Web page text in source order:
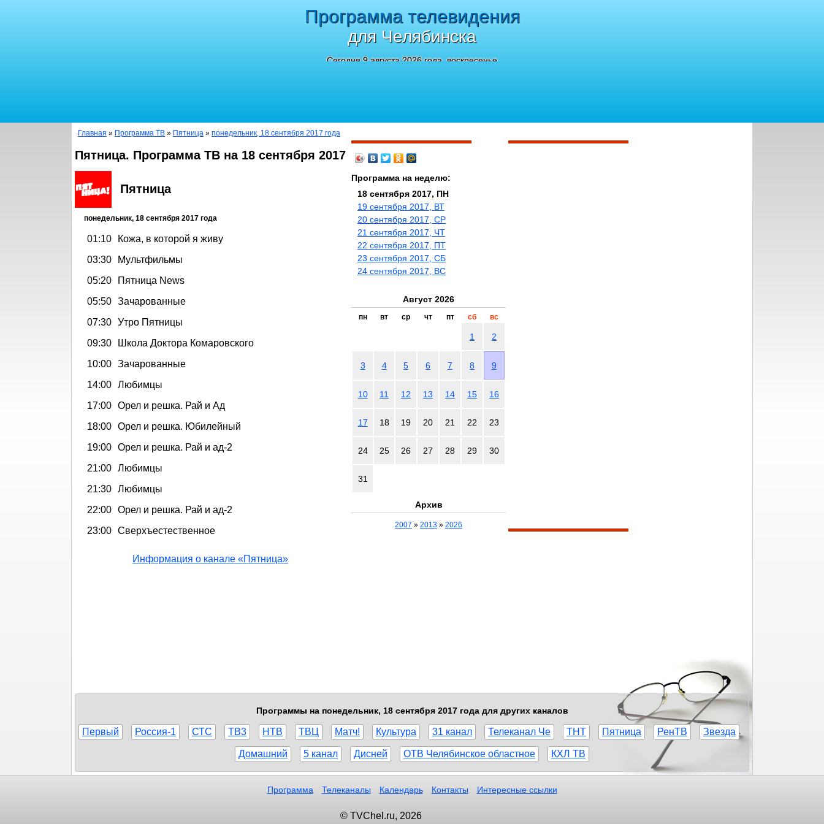
Программа телевидения
для Челябинска
Сегодня 9 августа 2026 года, воскресенье
Главная » Программа ТВ » Пятница » понедельник, 18 сентября 2017 года
Пятница. Программа ТВ на 18 сентября 2017
Пятница
понедельник, 18 сентября 2017 года
01:10
Кожа, в которой я живу
03:30
Мультфильмы
05:20
Пятница News
05:50 Зачарованные
07:30 Утро Пятницы
09:30
Школа Доктора Комаровского
10:00 Зачарованные
14:00 Любимцы
17:00 Орел и решка. Рай и Ад
18:00 Орел и решка. Юбилейный
19:00 Орел и решка. Рай и ад-2
21:00 Любимцы
21:30 Любимцы
22:00 Орел и решка. Рай и ад-2
23:00 Сверхъестественное
Информация о канале «Пятница»
Программа на неделю:
18 сентября 2017, ПН
19 сентября 2017, ВТ
20 сентября 2017, СР
21 сентября 2017, ЧТ
22 сентября 2017, ПТ
23 сентября 2017, СБ
24 сентября 2017, ВС
Август 2026
пн вт ср чт пт сб вс
1 2
3 4 5 6 7 8 9
10 11 12 13 14 15 16
17 18 19 20 21 22 23
24 25 26 27 28 29 30
31
Архив
2007 » 2013 » 2026
Программы на понедельник, 18 сентября 2017 года для других каналов
Первый Россия-1 СТС ТВ3 НТВ ТВЦ Матч! Культура 31 канал Телеканал Че ТНТ Пятница РенТВ Звезда
Домашний 5 канал Дисней ОТВ Челябинское областное КХЛ ТВ
Программа Телеканалы Календарь Контакты Интересные ссылки
© TVChel.ru, 2026